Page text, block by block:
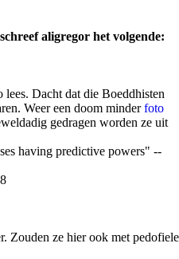
aligregor het volgende:
Dacht dat die Boeddhisten
Weer een doom minderfoto
gedragen worden ze uit
having predictive powers" --
Zouden ze hier ook met pedofiele